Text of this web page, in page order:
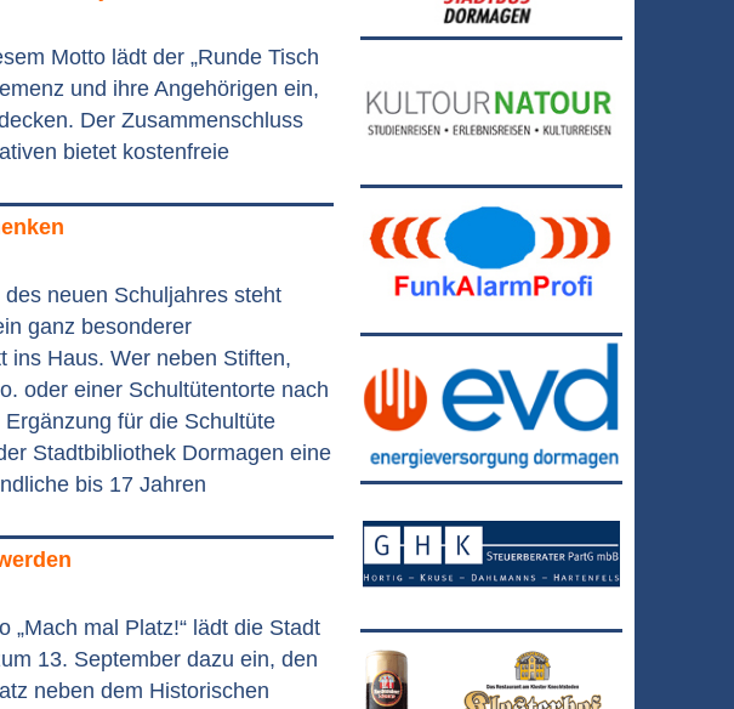
Motto lädt der „Runde Tisch
und ihre Angehörigen ein,
Der Zusammenschluss
bietet kostenfreie
neuen Schuljahres steht
ganz besonderer
ins Haus. Wer neben Stiften,
oder einer Schultütentorte nach
für die Schultüte
Stadtbibliothek Dormagen eine
bis 17 Jahren
„Mach mal Platz!“ lädt die Stadt
13. September dazu ein, den
neben dem Historischen